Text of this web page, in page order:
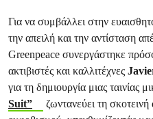
Για να συμβάλλει στην
την απειλή και την αντίσταση
Greenpeace συνεργάστηκε
ακτιβιστές και καλλιτέχνες
για τη δημιουργία μιας ταινίας
Suit”
ζωντανεύει τη σκοτεινή